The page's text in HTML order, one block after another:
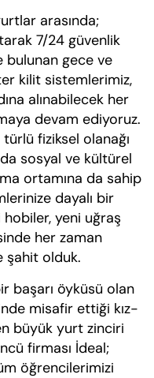
arasında;
7/24 güvenlik
bulunan gece ve
kilit sistemlerimiz,
alınabilecek her
devam ediyoruz.
fiziksel olanağı
sosyal ve kültürel
ortamına da sahip
dayalı bir
yeni uğraş
her zaman
şahit olduk.
başarı öyküsü olan
misafir ettiği kız-
büyük yurt zinciri
firması İdeal;
öğrencilerimizi